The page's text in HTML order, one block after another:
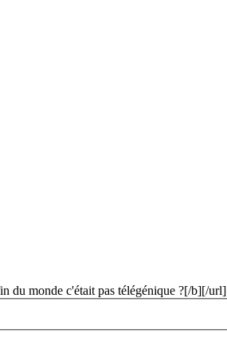
du monde c'était pas télégénique ?[/b][/url]